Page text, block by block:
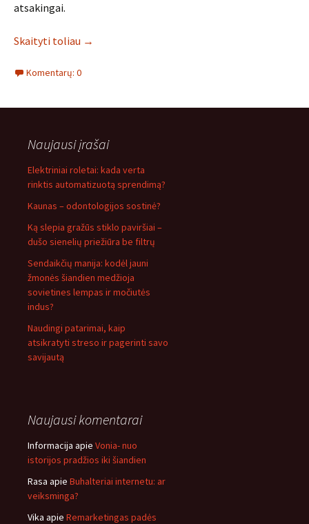
atsakingai.
Skaityti toliau →
Komentarų: 0
Naujausi įrašai
Elektriniai roletai: kada verta
rinktis automatizuotą sprendimą?
Kaunas – odontologijos sostinė?
Ką slepia gražūs stiklo paviršiai –
dušo sienelių priežiūra be filtrų
Sendaikčių manija: kodėl jauni
žmonės šiandien medžioja
sovietines lempas ir močiutės
indus?
Naudingi patarimai, kaip
atsikratyti streso ir pagerinti savo
savijautą
Naujausi komentarai
Informacija apie Vonia- nuo
istorijos pradžios iki šiandien
Rasa apie Buhalteriai internetu: ar
veiksminga?
Vika apie Remarketingas padės